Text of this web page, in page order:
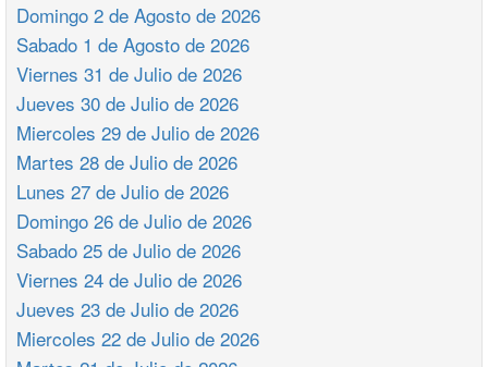
Domingo 2 de Agosto de 2026
Sabado 1 de Agosto de 2026
Viernes 31 de Julio de 2026
Jueves 30 de Julio de 2026
Miercoles 29 de Julio de 2026
Martes 28 de Julio de 2026
Lunes 27 de Julio de 2026
Domingo 26 de Julio de 2026
Sabado 25 de Julio de 2026
Viernes 24 de Julio de 2026
Jueves 23 de Julio de 2026
Miercoles 22 de Julio de 2026